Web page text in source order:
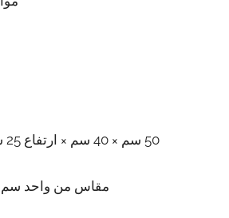
50 سم × 40 سم × ارتفاع 25 سم للغرقة الواحدة ذات الجناحين اى اربع اجنحة بمثابة اربعة ماكينات تقريبي
مقاس من واحد سم حتي 50 سم اي اقصي كيس يكون مقاسه 40